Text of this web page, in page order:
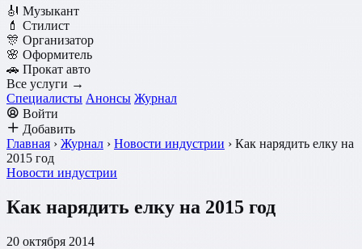
🎻 Музыкант
💄 Стилист
🎊 Организатор
🌸 Оформитель
🚗 Прокат авто
Все услуги →
Специалисты Анонсы Журнал
Войти
Добавить
Главная › Журнал › Новости индустрии › Как нарядить елку на
2015 год
Новости индустрии
Как нарядить елку на 2015 год
20 октября 2014